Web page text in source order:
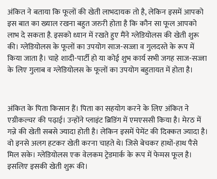
अंकित ने बताया कि फूलों की खेती लाभदायक तो है, लेकिन इसमें आपको
इस बात का ख्याल रखना बहुत जरुरी होता है कि कौन सा फूल आपको
लाभ दे सकता है. इसको ध्यान में रखते हुए मैंने ग्लेडियोलस की खेती शुरू
की। ग्लेडियोलस के फूलों का उपयोग साज-सज्जा व गुलदस्ते के रूप में
किया जाता है। चाहे शादी-पार्टी हो या कोई शुभ कार्य सभी जगह साज-सज्जा
के लिए गुलाब व ग्लेडियोलस के फूलों का उपयोग बहुतायत में होता है।
अंकित के पिता किसान हैं। पिता का सहयोग करने के लिए अंकित ने
एग्रीकल्चर की पढ़ाई। उन्होंने प्लाइंट ब्रिडिंग में एमएससी किया है। मेरठ में
गन्ने की खेती सबसे ज्यादा होती है। लेकिन इसमें पेमेंट की दिक्कत ज्यादा है।
वो इनसे अलग हटकर खेती करना चाहते थे। जिसे बेचकर हाथों-हाथ पैसे
मिल सके। ग्लेडियोलस एक वेलकम ट्रेडमार्क के रूप में फेमस फूल है।
इसलिए इसकी खेती शुरू की।